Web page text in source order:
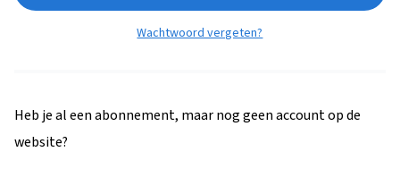
Wachtwoord vergeten?
Heb je al een abonnement, maar nog geen account op de
website?